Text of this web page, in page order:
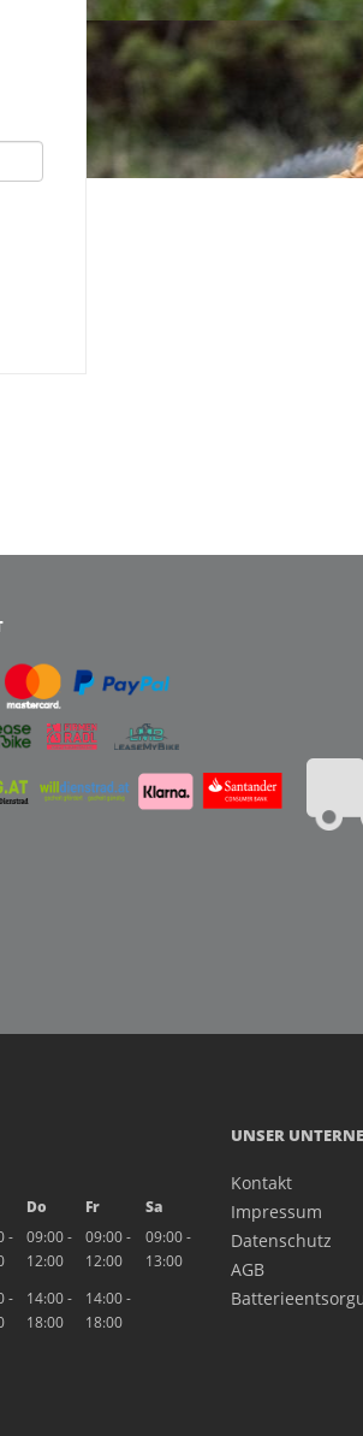
Do Fr
Sa
-
09:00 -
12:00
09:00 -
12:00
09:00 -
13:00
-
14:00 -
18:00
14:00 -
18:00
UNSER
Kontakt
Impressum
Datenschutz
AGB